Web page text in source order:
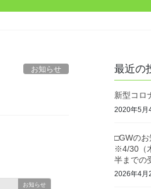
お知らせ
お知らせ
最近の
新型コロ
2020年5月
□GWの
※4/30（
半までの
2026年4月